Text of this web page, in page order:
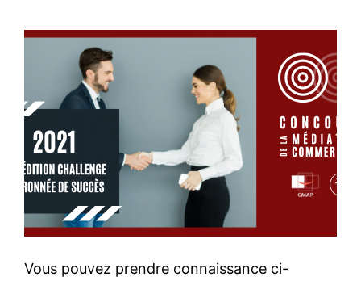
Vous pouvez prendre connaissance ci-